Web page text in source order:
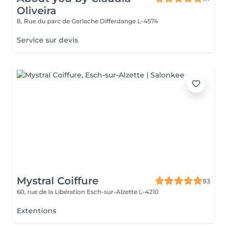
Oliveira
8, Rue du parc de Gerlache Differdange L-4574
Service sur devis
Mystral Coiffure
83
60, rue de la Libération Esch-sur-Alzette L-4210
Extentions